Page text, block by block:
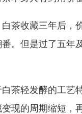
收藏三年后，价
。但是过了五年
轻发酵的工艺特
现的周期缩短，